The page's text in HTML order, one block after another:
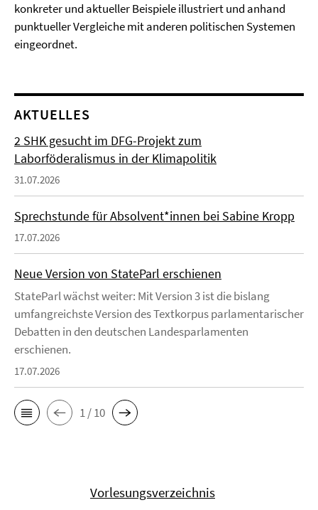
konkreter und aktueller Beispiele illustriert und anhand
punktueller Vergleiche mit anderen politischen Systemen
eingeordnet.
AKTUELLES
2 SHK gesucht im DFG-Projekt zum
Laborföderalismus in der Klimapolitik
31.07.2026
Sprechstunde für Absolvent*innen bei Sabine Kropp
17.07.2026
Neue Version von StateParl erschienen
StateParl wächst weiter: Mit Version 3 ist die bislang
umfangreichste Version des Textkorpus parlamentarischer
Debatten in den deutschen Landesparlamenten
erschienen.
17.07.2026
1 / 10
Vorlesungsverzeichnis